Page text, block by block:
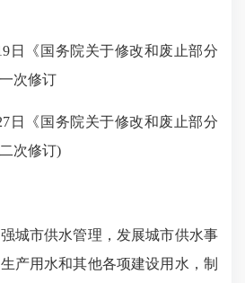
《国务院关于修改和废止部分
次修订
《国务院关于修改和废止部分
次修订)
市供水管理，发展城市供水事
产用水和其他各项建设用水，制